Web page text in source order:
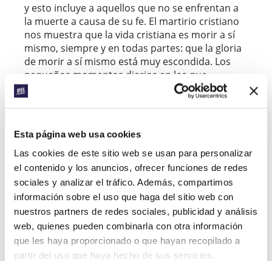
Esta página web usa cookies
Las cookies de este sitio web se usan para personalizar
el contenido y los anuncios, ofrecer funciones de redes
sociales y analizar el tráfico. Además, compartimos
información sobre el uso que haga del sitio web con
nuestros partners de redes sociales, publicidad y análisis
web, quienes pueden combinarla con otra información
que les haya proporcionado o que hayan recopilado a
partir del uso que haya hecho de sus servicios.
y esto incluye a aquellos que no se enfrentan a
la muerte a causa de su fe. El martirio cristiano
nos muestra que la vida cristiana es morir a sí
mismo, siempre y en todas partes: que la gloria
de morir a sí mismo está muy escondida. Los
pequeños momentos diarios en los que
decimos “no” al mundo o en los que llevamos las
cargas de otros o trabajamos muy duro
de estos momentos para nosotros, aunque no
sea tan alto como morir, es tangible. La vida
cristiana duele.
Y sin embargo morir a uno mismo cada día
conduce a una nueva vida al otro lado. En Cristo,
por fe, no somos condenados, sino que somos
llamados a la libertad de una nueva esperanza y
un nuevo propósito, para hacer sus obras en el
mundo, para la gloria de su nombre.